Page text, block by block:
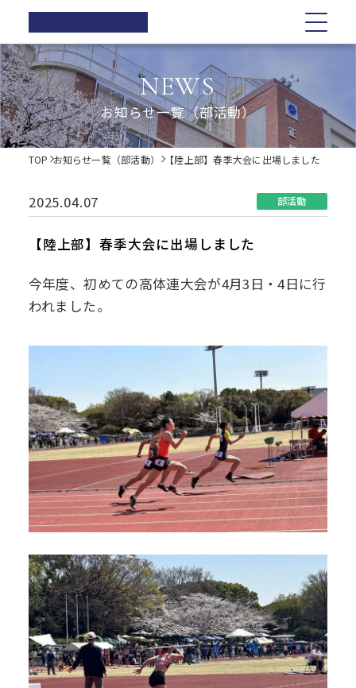
正則高等
学校
学校紹介
正則高等学校の3つの柱
校長ご挨拶
歴史・伝統
制服紹介
教育の特色
正則教育の全体図
学習指導
教科紹介
教育内容
生活指導
後援会
学校生活
年間行事
体育祭
学院祭
学習旅行
入試情報
オープンスクール・学校説明会
募集要項
Web出願について
入試Q&A
在校生の方へ
卒業生の方へ
各種証明書の発行
同窓会
学校紹介
正則高等学校の3つの柱
校長ご挨拶
教育の特色
正則教育の全体図
進路指導
卒業生の声
生活指導
PTA
後援会
学校生活
学習旅行
学院祭特設ページ
生徒会・部活動
Web出願について
学費軽減・助成制度
お問い合わせ
卒業生の方へ
同窓会
パンフレット
資料請求
アクセス
NEWS
お知らせ一覧（部活動）
TOP お知らせ一覧（部活動） 【陸上部】春季大会に出場しました
2025.04.07 部活動
【陸上部】春季大会に出場しました
今年度、初めての高体連大会が4月3日・4日に行
われました。